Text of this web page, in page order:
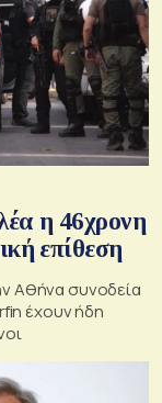
η 46χρονη
επίθεση
Αθήνα συνοδεία
έχουν ήδη